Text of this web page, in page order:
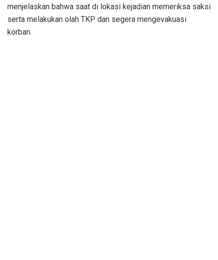
menjelaskan bahwa saat di lokasi kejadian memeriksa saksi
serta melakukan olah TKP dan segera mengevakuasi
korban.